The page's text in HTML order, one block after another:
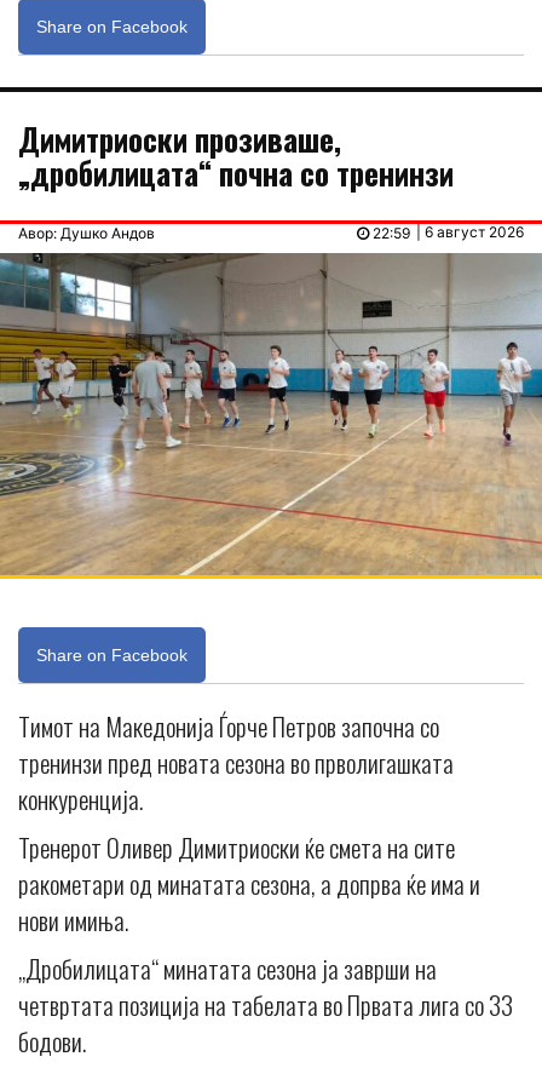
Share on Facebook
Димитриоски прозиваше,
„дробилицата“ почна со тренинзи
Авор: Душко Андов | 6 август 2026
22:59
Share on Facebook
Тимот на Македонија Ѓорче Петров започна со
тренинзи пред новата сезона во прволигашката
конкуренција.
Тренерот Оливер Димитриоски ќе смета на сите
ракометари од минатата сезона, а допрва ќе има и
нови имиња.
„Дробилицата“ минатата сезона ја заврши на
четвртата позиција на табелата во Првата лига со 33
бодови.